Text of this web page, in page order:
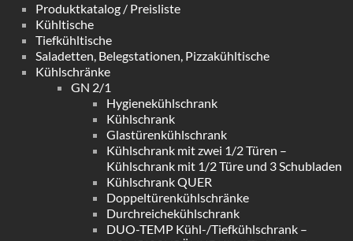
Produktkatalog / Preisliste
Kühltische
Tiefkühltische
Saladetten, Belegstationen, Pizzakühltische
Kühlschränke
GN 2/1
Hygienekühlschrank
Kühlschrank
Glastürenkühlschrank
Kühlschrank mit zwei 1/2 Türen –
Kühlschrank mit 1/2 Türe und 3 Schubladen
Kühlschrank QUER
Doppeltürenkühlschränke
Durchreichekühlschrank
DUO-TEMP Kühl-/Tiefkühlschrank –